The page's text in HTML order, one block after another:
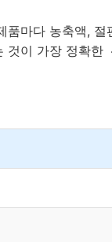
마다 농축액, 절
것이 가장 정확한